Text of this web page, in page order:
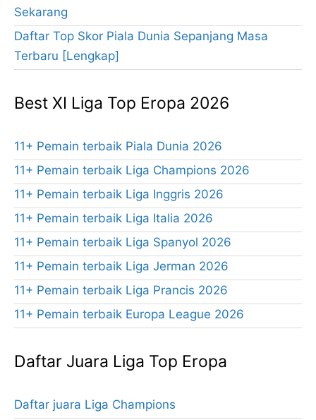
Sekarang
Daftar Top Skor Piala Dunia Sepanjang Masa
Terbaru [Lengkap]
Best XI Liga Top Eropa 2026
11+ Pemain terbaik Piala Dunia 2026
11+ Pemain terbaik Liga Champions 2026
11+ Pemain terbaik Liga Inggris 2026
11+ Pemain terbaik Liga Italia 2026
11+ Pemain terbaik Liga Spanyol 2026
11+ Pemain terbaik Liga Jerman 2026
11+ Pemain terbaik Liga Prancis 2026
11+ Pemain terbaik Europa League 2026
Daftar Juara Liga Top Eropa
Daftar juara Liga Champions